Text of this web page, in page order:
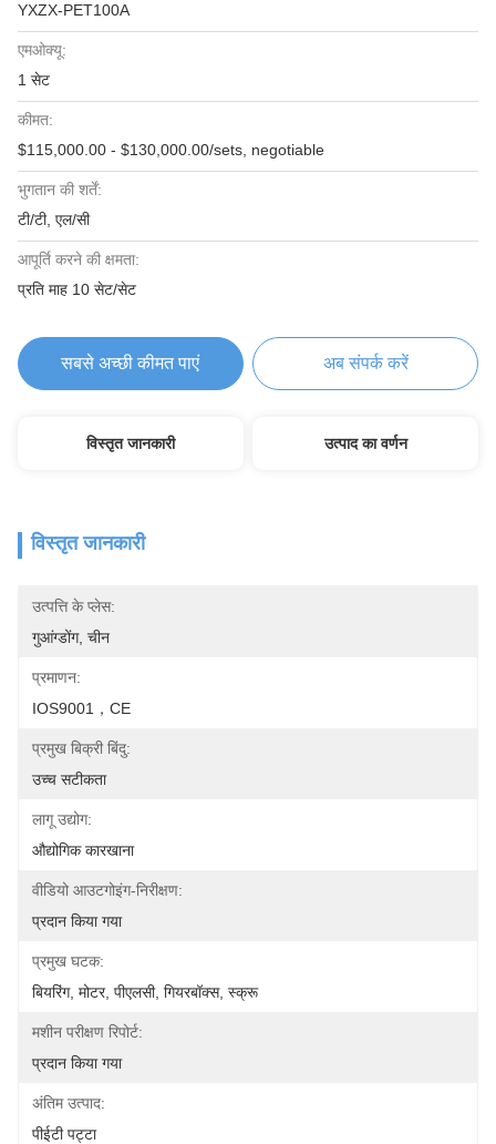
YXZX-PET100A
एमओक्यू:
1 सेट
कीमत:
$115,000.00 - $130,000.00/sets, negotiable
भुगतान की शर्तें:
टी/टी, एल/सी
आपूर्ति करने की क्षमता:
प्रति माह 10 सेट/सेट
सबसे अच्छी कीमत पाएं अब संपर्क करें
विस्तृत जानकारी उत्पाद का वर्णन
विस्तृत जानकारी
उत्पत्ति के प्लेस:
गुआंग्डोंग, चीन
प्रमाणन:
IOS9001，CE
प्रमुख बिक्री बिंदु:
उच्च सटीकता
लागू उद्योग:
औद्योगिक कारखाना
वीडियो आउटगोइंग-निरीक्षण:
प्रदान किया गया
प्रमुख घटक:
बियरिंग, मोटर, पीएलसी, गियरबॉक्स, स्क्रू
मशीन परीक्षण रिपोर्ट:
प्रदान किया गया
अंतिम उत्पाद:
पीईटी पट्टा